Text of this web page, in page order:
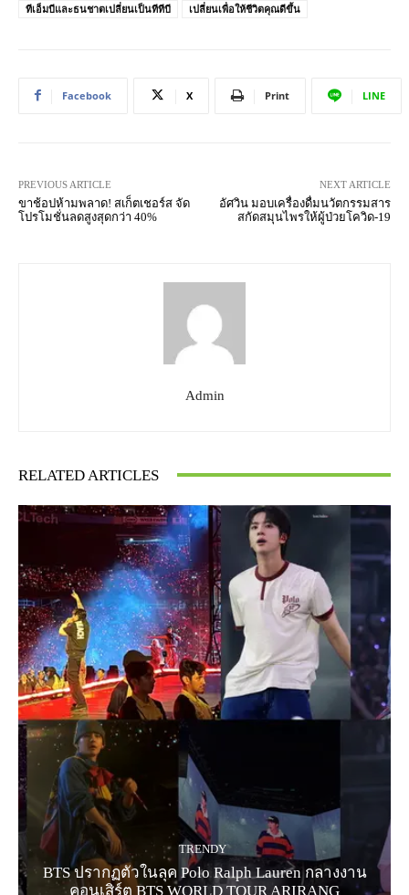
ทีเอ็มบีและธนชาตเปลี่ยนเป็นทีทีบี
เปลี่ยนเพื่อให้ชีวิตคุณดีขึ้น
Facebook X Print LINE
PREVIOUS ARTICLE
ขาช้อปห้ามพลาด! สเก็ตเชอร์ส จัด
โปรโมชั่นลดสูงสุดกว่า 40%
NEXT ARTICLE
อัศวิน มอบเครื่องดื่มนวัตกรรมสาร
สกัดสมุนไพรให้ผู้ป่วยโควิด-19
Admin
RELATED ARTICLES
TRENDY
BTS ปรากฏตัวในลุค Polo Ralph Lauren กลางงาน
คอนเสิร์ต BTS WORLD TOUR ARIRANG